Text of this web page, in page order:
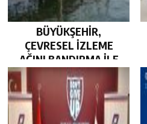
BÜYÜKŞEHİR,
ÇEVRESEL İZLEME
AĞINI BANDIRMA İLE
GÜÇLENDİRDİ…